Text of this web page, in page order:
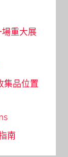
重大展
集品位置
南